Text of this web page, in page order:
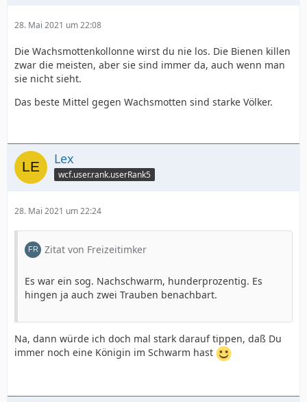
28. Mai 2021 um 22:08
Die Wachsmottenkollonne wirst du nie los. Die Bienen killen
zwar die meisten, aber sie sind immer da, auch wenn man
sie nicht sieht.
Das beste Mittel gegen Wachsmotten sind starke Völker.
Lex
wcf.user.rank.userRank5
28. Mai 2021 um 22:24
Zitat von Freizeitimker
Es war ein sog. Nachschwarm, hunderprozentig. Es
hingen ja auch zwei Trauben benachbart.
Na, dann würde ich doch mal stark darauf tippen, daß Du
immer noch eine Königin im Schwarm hast